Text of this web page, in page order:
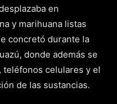
en
y marihuana listas
concretó durante la
donde además se
celulares y el
de las sustancias.